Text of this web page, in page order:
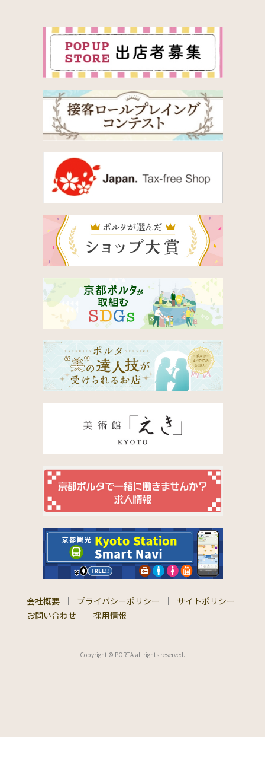
会社概要 プライバシーポリシー
サイトポリシー
お問い合わせ
採用情報
Copyright © PORTA all rights reserved.